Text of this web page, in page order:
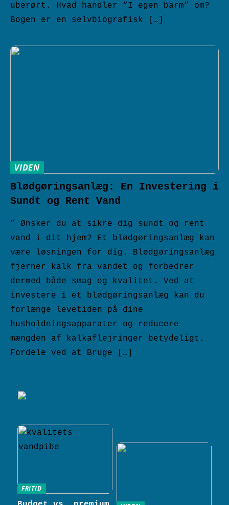
uberørt. Hvad handler “I egen barm” om?
Bogen er en selvbiografisk […]
VIDEN
Blødgøringsanlæg: En Investering i
Sundt og Rent Vand
” Ønsker du at sikre dig sundt og rent
vand i dit hjem? Et blødgøringsanlæg kan
være løsningen for dig. Blødgøringsanlæg
fjerner kalk fra vandet og forbedrer
dermed både smag og kvalitet. Ved at
investere i et blødgøringsanlæg kan du
forlænge levetiden på dine
husholdningsapparater og reducere
mængden af kalkaflejringer betydeligt.
Fordele ved at Bruge […]
FRITID